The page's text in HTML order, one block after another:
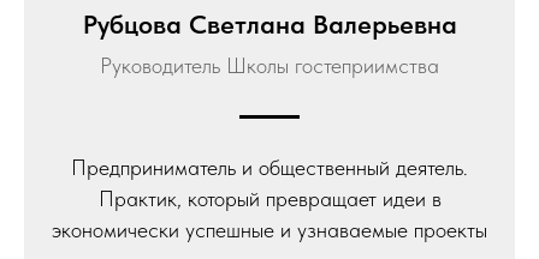
Рубцова Светлана Валерьевна
Руководитель Школы гостеприимства
Предприниматель и общественный деятель.
Практик, который превращает идеи в
экономически успешные и узнаваемые проекты